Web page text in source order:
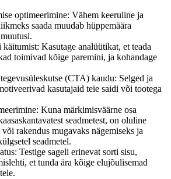
optimeerimine: Vähem keeruline ja
saada muudab hüppemäära
Kasutage analüütikat, et teada
toimivad kõige paremini, ja kohandage
(CTA) kaudu: Selged ja
kasutajaid teie saidi või tootega
Kuna märkimisväärne osa
seadmetest, on oluline
rakendus mugavaks nägemiseks ja
seadmetel.
Testige sageli erinevat sorti sisu,
et tunda ära kõige elujõulisemad